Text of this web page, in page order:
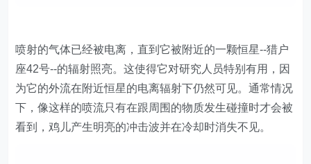
喷射的气体已经被电离，直到它被附近的一颗恒星--猎户
座42号--的辐射照亮。这使得它对研究人员特别有用，因
为它的外流在附近恒星的电离辐射下仍然可见。通常情况
下，像这样的喷流只有在跟周围的物质发生碰撞时才会被
看到，鸡儿产生明亮的冲击波并在冷却时消失不见。